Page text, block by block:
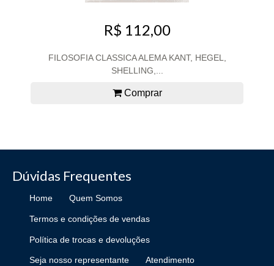
R$ 112,00
FILOSOFIA CLASSICA ALEMA KANT, HEGEL,
SHELLING,...
Comprar
Dúvidas Frequentes
Home Quem Somos
Termos e condições de vendas
Política de trocas e devoluções
Seja nosso representante Atendimento